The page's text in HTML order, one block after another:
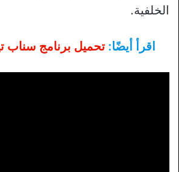
الخلفية.
اقرأ أيضًا: تحميل برنامج سناب